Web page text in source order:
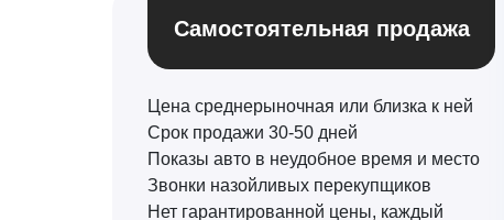
Самостоятельная продажа
Цена среднерыночная или близка к ней
Срок продажи 30-50 дней
Показы авто в неудобное время и место
Звонки назойливых перекупщиков
Нет гарантированной цены, каждый